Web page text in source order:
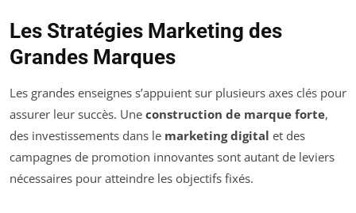
Les Stratégies Marketing des
Grandes Marques
Les grandes enseignes s’appuient sur plusieurs axes clés pour
assurer leur succès. Une construction de marque forte,
des investissements dans le marketing digital et des
campagnes de promotion innovantes sont autant de leviers
nécessaires pour atteindre les objectifs fixés.